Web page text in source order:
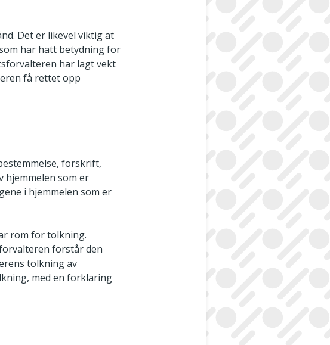
Det er likevel viktig at
har hatt betydning for
har lagt vekt
få rettet opp
forskrift,
hjemmelen som er
i hjemmelen som er
rom for tolkning.
forstår den
tolkning av
med en forklaring